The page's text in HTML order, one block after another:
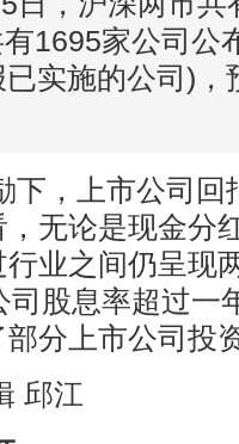
1695家公司公
实施的公司)，
下，上市公司回
无论是现金分
业之间仍呈现
股息率超过一
分上市公司投
邱江